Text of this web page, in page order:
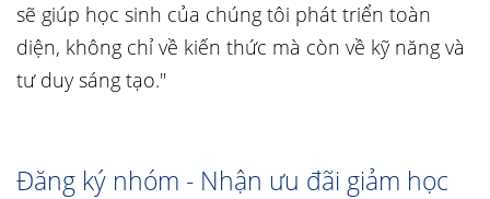
sẽ giúp học sinh của chúng tôi phát triển toàn
diện, không chỉ về kiến thức mà còn về kỹ năng và
tư duy sáng tạo."
Đăng ký nhóm - Nhận ưu đãi giảm học